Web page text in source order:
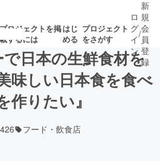
プロジェクトを掲
載するには
はじ
める
プロジェクト
をさがす
新着プロ募集終了が近いプ
ロ
グ
イ
ン
/
新
規
会
員
登
録
で日本の生鮮食材を
味しい日本食を食べ
作りたい』
フード・飲食店